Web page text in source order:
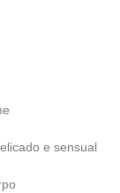
e sensual